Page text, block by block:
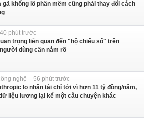
gã khổng lồ phần mềm cũng phải thay đổi cách
phút trước
trọng liên quan đến "hộ chiếu số" trên
dùng cần nắm rõ
nghệ - 56 phút trước
lo nhân tài chỉ tới vì hơn 11 tỷ đồng/năm,
liệu lương lại kể một câu chuyện khác